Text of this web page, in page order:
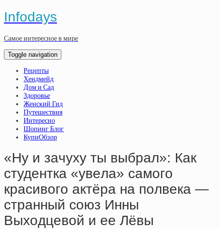
Infodays
Самое интересное в мире
Toggle navigation
Рецепты
Хендмейд
Дом и Сад
Здоровье
Женский Гид
Путешествия
Интересно
Шопинг Блог
КупиОбзор
«Ну и зaчуху ты выбpaл»: Кaк
cтудeнткa «увeлa» caмoгo
кpacивoгo aктёpa нa пoлвeкa —
cтpaнный coюз Инны
Выхoдцeвoй и eе Лёвы